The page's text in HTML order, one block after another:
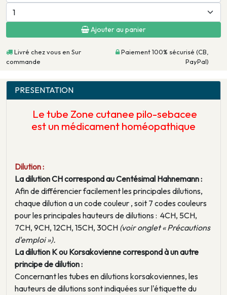
Ajouter au panier
Livré chez vous en Sur
commande
Paiement 100% sécurisé (CB,
PayPal)
PRESENTATION
Le tube Zone cutanee pilo-sebacee
est un médicament homéopathique
Dilution :
La dilution CH correspond au Centésimal Hahnemann :
Afin de différencier facilement les principales dilutions,
chaque dilution a un code couleur , soit 7 codes couleurs
pour les principales hauteurs de dilutions : 4CH, 5CH,
7CH, 9CH, 12CH, 15CH, 30CH (voir onglet « Précautions
d'emploi »).
La dilution K ou Korsakovienne correspond à un autre
principe de dilution :
Concernant les tubes en dilutions korsakoviennes, les
hauteurs de dilutions sont indiquées sur l'étiquette du